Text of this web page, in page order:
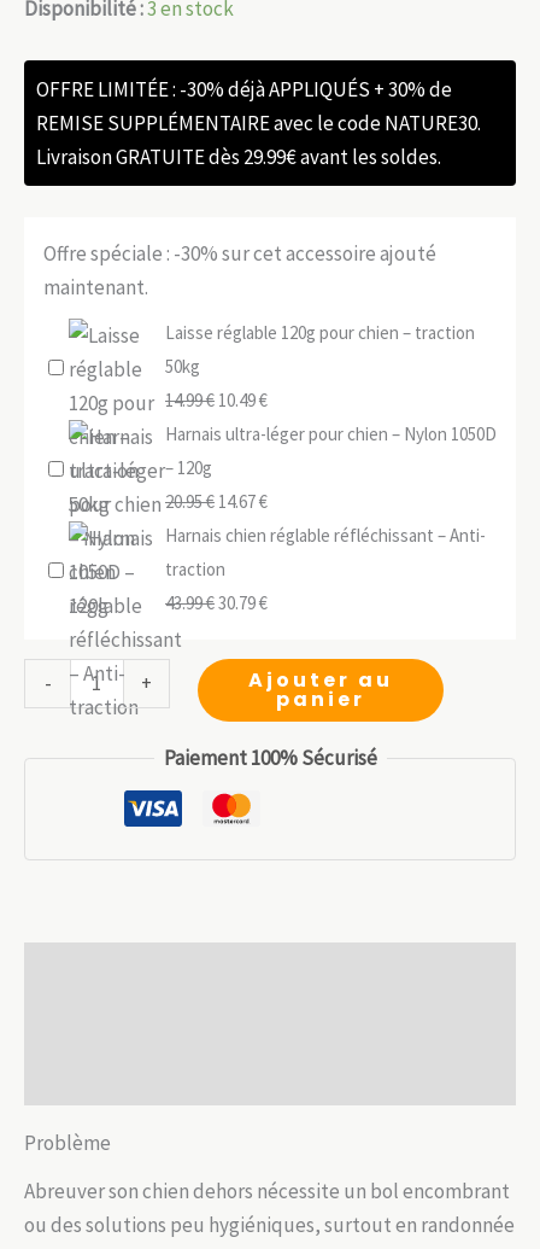
Disponibilité :3 en stock
OFFRE LIMITÉE : -30% déjà APPLIQUÉS + 30% de
REMISE SUPPLÉMENTAIRE avec le code NATURE30.
Livraison GRATUITE dès 29.99€ avant les soldes.
Offre spéciale : -30% sur cet accessoire ajouté
maintenant.
Laisse réglable 120g pour chien – traction
50kg
14.99€ Le
prix
était :
14.99 €.
10.49€Le
prix
est :
10.49 €.
Harnais ultra-léger pour chien – Nylon 1050D
– 120g
20.95€ Le
prix
initial
était :
14.67€Le
prix
est :
Harnais chien réglable réfléchissant – Anti-
traction
43.99€Le
initial
30.79€Le
actuel
est :
-
quantité
de
propre
+ Ajouter au
panier
Paiement 100% Sécurisé
Problème
Abreuver son chien dehors nécessite un bol encombrant
ou des solutions peu hygiéniques, surtout en randonnée